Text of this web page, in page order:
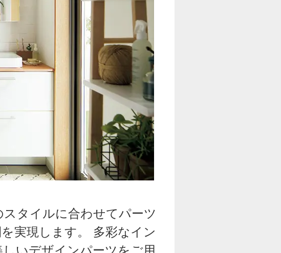
タイルに合わせてパーツ
実現します。 多彩なイン
いデザインパーツをご用